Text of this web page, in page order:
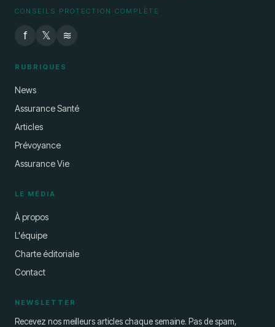
CONSEILS PROTECTION COMPLÈTE
f 𝕏 ≋
RUBRIQUES
News
Assurance Santé
Articles
Prévoyance
Assurance Vie
LE MÉDIA
À propos
L'équipe
Charte éditoriale
Contact
NEWSLETTER
Recevez nos meilleurs articles chaque semaine. Pas de spam,